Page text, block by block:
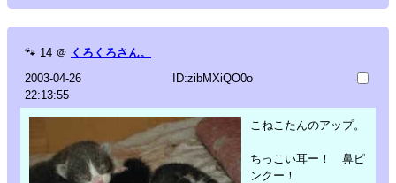
🐾 14 ＠ くろくろさん。
2003-04-26
22:13:55
ID:zibMXiQO0o
こねこたんのアップ。
ちっこい耳ー！ 鼻ピ
ンクー！